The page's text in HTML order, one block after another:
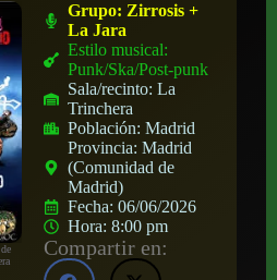
Grupo: Zirrosis +
La Jara
Estilo musical:
Punk/Ska/Post-punk
Sala/recinto:La
Trinchera
Población:Madrid
Provincia:Madrid
(Comunidad de
Madrid)
Fecha:06/06/2026
Hora:8:00 pm
Compartir en: